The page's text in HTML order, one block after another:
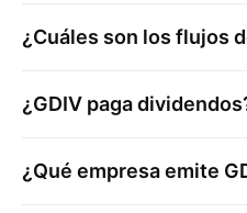
¿Cuáles son los flujos
¿GDIV paga
¿Qué empresa emite